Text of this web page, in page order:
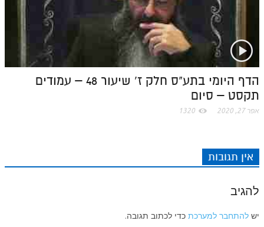
הדף היומי בתע"ס חלק ז' שיעור 48 – עמודים
תקסט – סיום
אפר 27, 2020 1320
אין תגובות
להגיב
יש להתחבר למערכת כדי לכתוב תגובה.